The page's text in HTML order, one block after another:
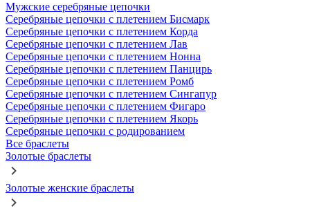
Мужские серебряные цепочки
Серебряные цепочки с плетением Бисмарк
Серебряные цепочки с плетением Корда
Серебряные цепочки с плетением Лав
Серебряные цепочки с плетением Нонна
Серебряные цепочки с плетением Панцирь
Серебряные цепочки с плетением Ромб
Серебряные цепочки с плетением Сингапур
Серебряные цепочки с плетением Фигаро
Серебряные цепочки с плетением Якорь
Серебряные цепочки с родированием
Все браслеты
Золотые браслеты
Золотые женские браслеты